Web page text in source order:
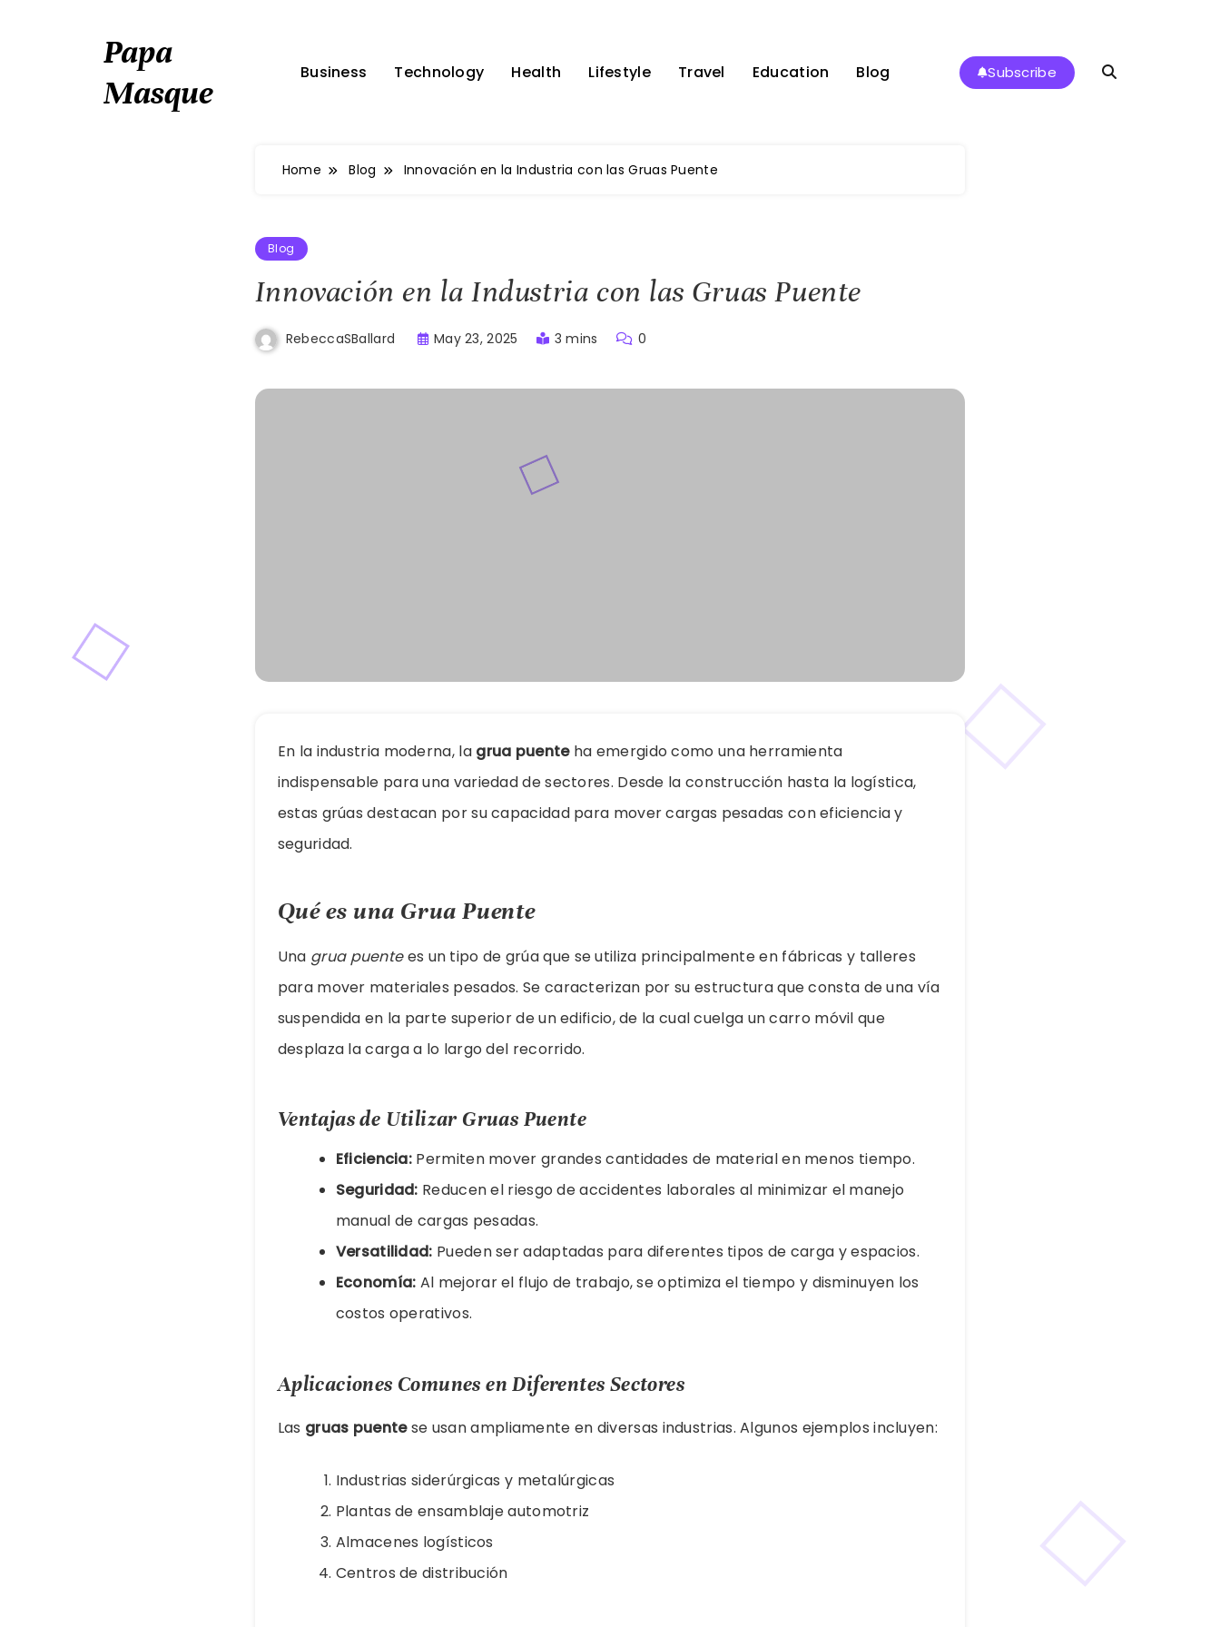
Papa
Masque
Business Technology Health Lifestyle Travel Education Blog Subscribe
Home Blog Innovación en la Industria con las Gruas Puente
Blog
Innovación en la Industria con las Gruas Puente
RebeccaSBallard May 23, 2025 3 mins 0
En la industria moderna, la grua puenteha emergido como una herramienta
indispensable para una variedad de sectores. Desde la construcción hasta la logística,
estas grúas destacan por su capacidad para mover cargas pesadas con eficiencia y
seguridad.
Qué es una Grua Puente
Una grua puentees un tipo de grúa que se utiliza principalmente en fábricas y talleres
para mover materiales pesados. Se caracterizan por su estructura que consta de una vía
suspendida en la parte superior de un edificio, de la cual cuelga un carro móvil que
desplaza la carga a lo largo del recorrido.
Ventajas de Utilizar Gruas Puente
Eficiencia: Permiten mover grandes cantidades de material en menos tiempo.
Seguridad: Reducen el riesgo de accidentes laborales al minimizar el manejo
manual de cargas pesadas.
Versatilidad: Pueden ser adaptadas para diferentes tipos de carga y espacios.
Economía: Al mejorar el flujo de trabajo, se optimiza el tiempo y disminuyen los
costos operativos.
Aplicaciones Comunes en Diferentes Sectores
Las gruas puentese usan ampliamente en diversas industrias. Algunos ejemplos incluyen:
Industrias siderúrgicas y metalúrgicas
Plantas de ensamblaje automotriz
Almacenes logísticos
Centros de distribución